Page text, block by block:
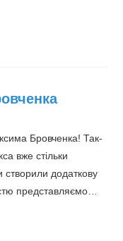
Бровченка! Так-
вже стільки
створили додаткову
представляємо…